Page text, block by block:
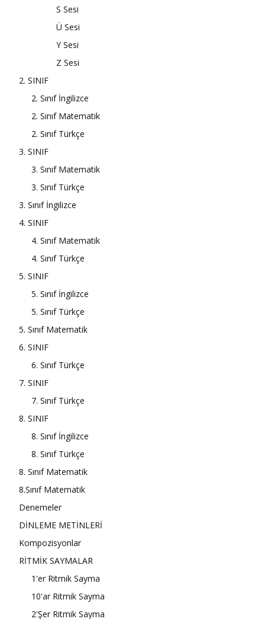
S Sesi
Ü Sesi
Y Sesi
Z Sesi
2. SINIF
2. Sınıf İngilizce
2. Sınıf Matematik
2. Sınıf Türkçe
3. SINIF
3. Sınıf Matematik
3. Sınıf Türkçe
3. Sınıf İngilizce
4. SINIF
4. Sınıf Matematik
4. Sınıf Türkçe
5. SINIF
5. Sınıf İngilizce
5. Sınıf Türkçe
5. Sınıf Matematik
6. SINIF
6. Sınıf Türkçe
7. SINIF
7. Sınıf Türkçe
8. SINIF
8. Sınıf İngilizce
8. Sınıf Türkçe
8. Sınıf Matematik
8.Sınıf Matematik
Denemeler
DİNLEME METİNLERİ
Kompozisyonlar
RİTMİK SAYMALAR
1'er Ritmik Sayma
10'ar Ritmik Sayma
2'Şer Ritmik Sayma